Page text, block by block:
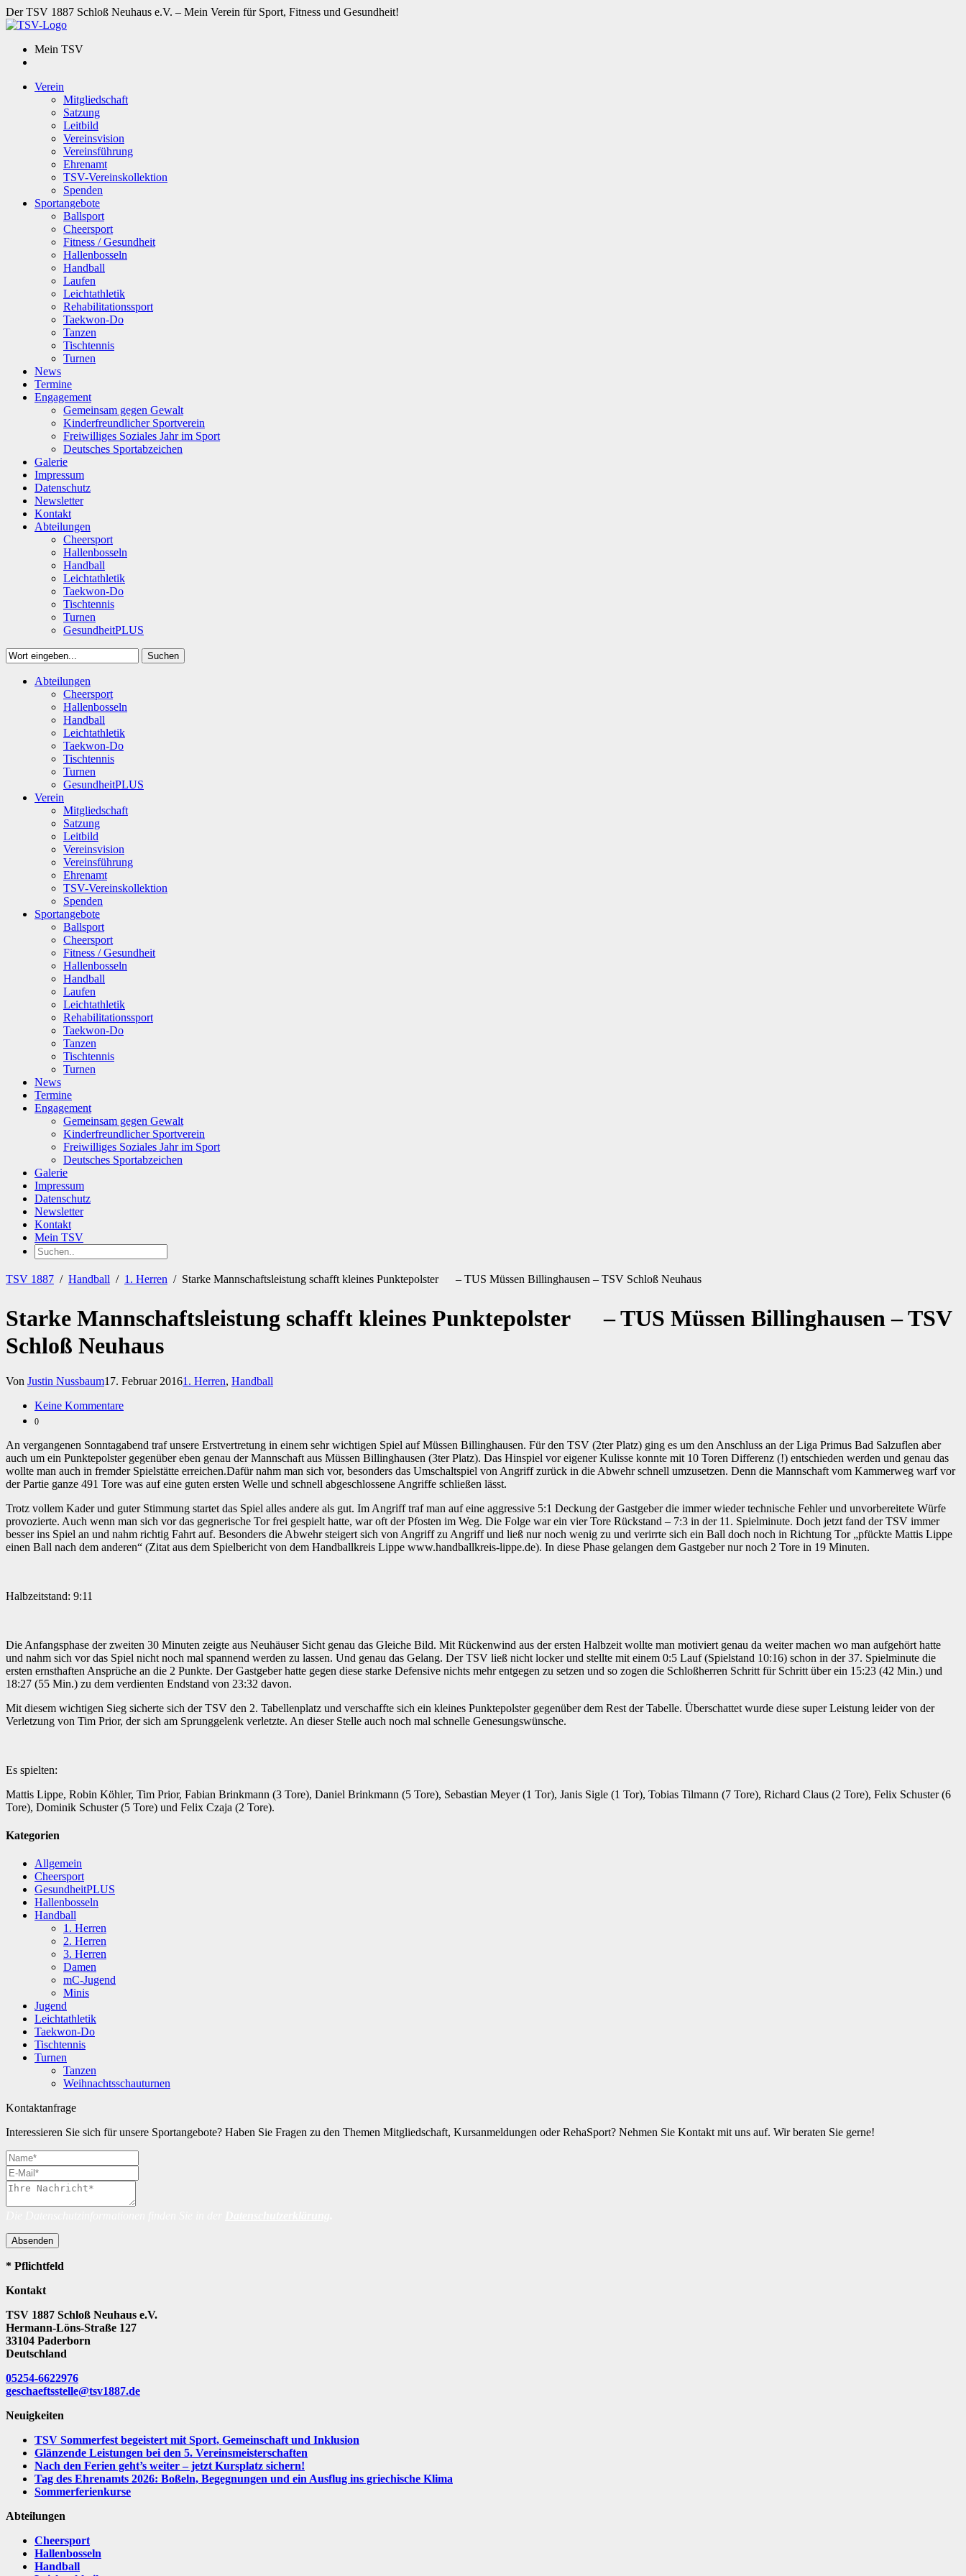
Der TSV 1887 Schloß Neuhaus e.V. – Mein Verein für Sport, Fitness und Gesundheit!
Mein TSV
Verein
Mitgliedschaft
Satzung
Leitbild
Vereinsvision
Vereinsführung
Ehrenamt
TSV-Vereinskollektion
Spenden
Sportangebote
Ballsport
Cheersport
Fitness / Gesundheit
Hallenbosseln
Handball
Laufen
Leichtathletik
Rehabilitationssport
Taekwon-Do
Tanzen
Tischtennis
Turnen
News
Termine
Engagement
Gemeinsam gegen Gewalt
Kinderfreundlicher Sportverein
Freiwilliges Soziales Jahr im Sport
Deutsches Sportabzeichen
Galerie
Impressum
Datenschutz
Newsletter
Kontakt
Abteilungen
Cheersport
Hallenbosseln
Handball
Leichtathletik
Taekwon-Do
Tischtennis
Turnen
GesundheitPLUS
Suchen
SuchenAbteilungen
Cheersport
Hallenbosseln
Handball
Leichtathletik
Taekwon-Do
Tischtennis
Turnen
GesundheitPLUS
Verein
Mitgliedschaft
Satzung
Leitbild
Vereinsvision
Vereinsführung
Ehrenamt
TSV-Vereinskollektion
Spenden
Sportangebote
Ballsport
Cheersport
Fitness / Gesundheit
Hallenbosseln
Handball
Laufen
Leichtathletik
Rehabilitationssport
Taekwon-Do
Tanzen
Tischtennis
Turnen
News
Termine
Engagement
Gemeinsam gegen Gewalt
Kinderfreundlicher Sportverein
Freiwilliges Soziales Jahr im Sport
Deutsches Sportabzeichen
Galerie
Impressum
Datenschutz
Newsletter
Kontakt
Mein TSV
TSV 1887 / Handball / 1. Herren / Starke Mannschaftsleistung schafft kleines Punktepolster – TUS Müssen Billinghausen – TSV Schloß Neuhaus
Starke Mannschaftsleistung schafft kleines Punktepolster – TUS Müssen Billinghausen – TSV
Schloß Neuhaus
Von Justin Nussbaum17. Februar 20161. Herren, Handball
Keine Kommentare
0
An vergangenen Sonntagabend traf unsere Erstvertretung in einem sehr wichtigen Spiel auf Müssen Billinghausen. Für den TSV (2ter Platz) ging es um den Anschluss an der Liga Primus Bad Salzuflen aber
auch um ein Punktepolster gegenüber eben genau der Mannschaft aus Müssen Billinghausen (3ter Platz). Das Hinspiel vor eigener Kulisse konnte mit 10 Toren Differenz (!) entschieden werden und genau das
wollte man auch in fremder Spielstätte erreichen.Dafür nahm man sich vor, besonders das Umschaltspiel von Angriff zurück in die Abwehr schnell umzusetzen. Denn die Mannschaft vom Kammerweg warf vor
der Partie ganze 491 Tore was auf eine guten ersten Welle und schnell abgeschlossene Angriffe schließen lässt.
Trotz vollem Kader und guter Stimmung startet das Spiel alles andere als gut. Im Angriff traf man auf eine aggressive 5:1 Deckung der Gastgeber die immer wieder technische Fehler und unvorbereitete Würfe
provozierte. Auch wenn man sich vor das gegnerische Tor frei gespielt hatte, war oft der Pfosten im Weg. Die Folge war ein vier Tore Rückstand – 7:3 in der 11. Spielminute. Doch jetzt fand der TSV immer
besser ins Spiel an und nahm richtig Fahrt auf. Besonders die Abwehr steigert sich von Angriff zu Angriff und ließ nur noch wenig zu und verirrte sich ein Ball doch noch in Richtung Tor „pfückte Mattis Lippe
einen Ball nach dem anderen“ (Zitat aus dem Spielbericht von dem Handballkreis Lippe www.handballkreis-lippe.de). In diese Phase gelangen dem Gastgeber nur noch 2 Tore in 19 Minuten.
Halbzeitstand: 9:11
Die Anfangsphase der zweiten 30 Minuten zeigte aus Neuhäuser Sicht genau das Gleiche Bild. Mit Rückenwind aus der ersten Halbzeit wollte man motiviert genau da weiter machen wo man aufgehört hatte
und nahm sich vor das Spiel nicht noch mal spannend werden zu lassen. Und genau das Gelang. Der TSV ließ nicht locker und stellte mit einem 0:5 Lauf (Spielstand 10:16) schon in der 37. Spielminute die
ersten ernsthaften Ansprüche an die 2 Punkte. Der Gastgeber hatte gegen diese starke Defensive nichts mehr entgegen zu setzen und so zogen die Schloßherren Schritt für Schritt über ein 15:23 (42 Min.) und
18:27 (55 Min.) zu dem verdienten Endstand von 23:32 davon.
Mit diesem wichtigen Sieg sicherte sich der TSV den 2. Tabellenplatz und verschaffte sich ein kleines Punktepolster gegenüber dem Rest der Tabelle. Überschattet wurde diese super Leistung leider von der
Verletzung von Tim Prior, der sich am Sprunggelenk verletzte. An dieser Stelle auch noch mal schnelle Genesungswünsche.
Es spielten:
Mattis Lippe, Robin Köhler, Tim Prior, Fabian Brinkmann (3 Tore), Daniel Brinkmann (5 Tore), Sebastian Meyer (1 Tor), Janis Sigle (1 Tor), Tobias Tilmann (7 Tore), Richard Claus (2 Tore), Felix Schuster (6
Tore), Dominik Schuster (5 Tore) und Felix Czaja (2 Tore).
Kategorien
Allgemein
Cheersport
GesundheitPLUS
Hallenbosseln
Handball
1. Herren
2. Herren
3. Herren
Damen
mC-Jugend
Minis
Jugend
Leichtathletik
Taekwon-Do
Tischtennis
Turnen
Tanzen
Weihnachtsschauturnen
Kontaktanfrage
Interessieren Sie sich für unsere Sportangebote? Haben Sie Fragen zu den Themen Mitgliedschaft, Kursanmeldungen oder RehaSport? Nehmen Sie Kontakt mit uns auf. Wir beraten Sie gerne!
Absenden
* Pflichtfeld
Kontakt
TSV 1887 Schloß Neuhaus e.V.
Hermann-Löns-Straße 127
33104 Paderborn
Deutschland
05254-6622976
geschaeftsstelle@tsv1887.de
Neuigkeiten
TSV Sommerfest begeistert mit Sport, Gemeinschaft und Inklusion
Glänzende Leistungen bei den 5. Vereinsmeisterschaften
Nach den Ferien geht’s weiter – jetzt Kursplatz sichern!
Tag des Ehrenamts 2026: Boßeln, Begegnungen und ein Ausflug ins griechische Klima
Sommerferienkurse
Abteilungen
Cheersport
Hallenbosseln
Handball